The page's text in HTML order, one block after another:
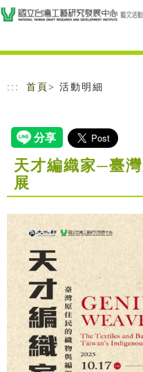
跳到主要內容
網站導覽
::: 首頁 > 活動明細
天才編織家─臺
展